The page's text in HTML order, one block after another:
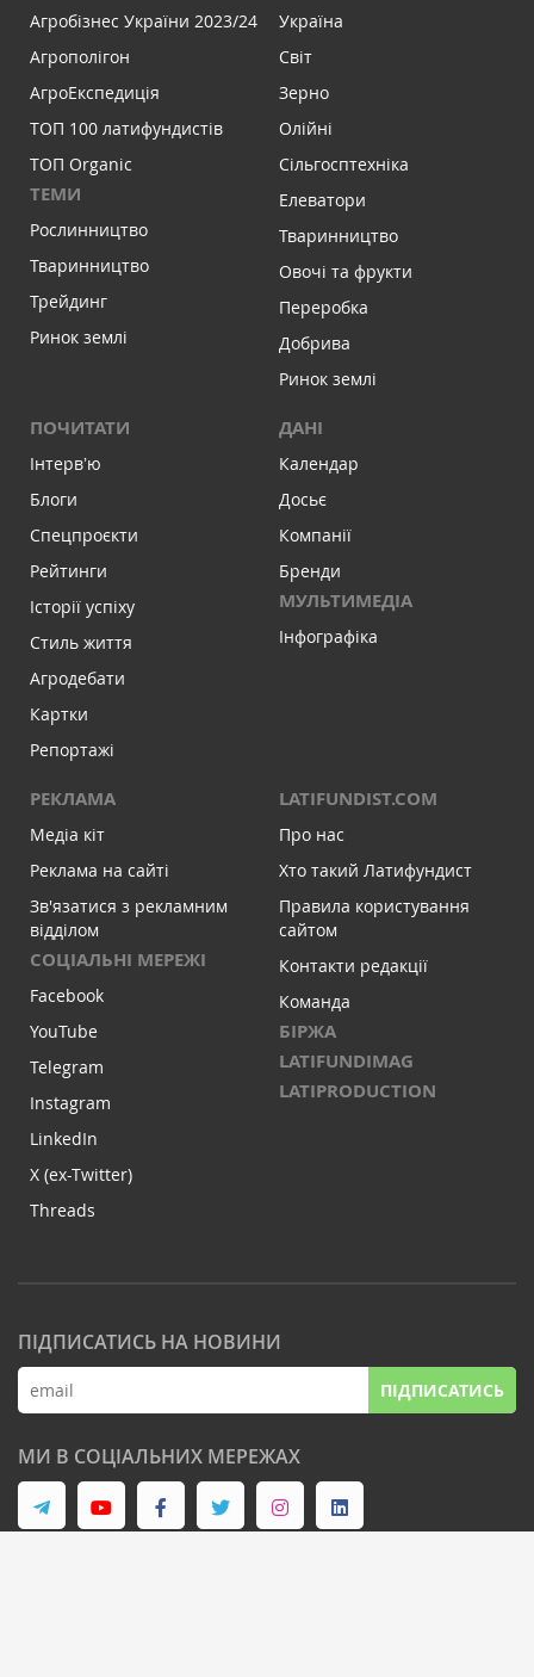
Агробізнес України 2023/24
Агрополігон
АгроЕкспедиція
ТОП 100 латифундистів
ТОП Organic
ТЕМИ
Рослинництво
Тваринництво
Трейдинг
Ринок землі
Україна
Світ
Зерно
Олійні
Сільгосптехніка
Елеватори
Тваринництво
Овочі та фрукти
Переробка
Добрива
Ринок землі
ПОЧИТАТИ
Інтервʼю
Блоги
Спецпроєкти
Рейтинги
Історії успіху
Стиль життя
Агродебати
Картки
Репортажі
ДАНІ
Календар
Досьє
Компанії
Бренди
МУЛЬТИМЕДІА
Інфографіка
РЕКЛАМА
Медіа кіт
Реклама на сайті
Зв'язатися з рекламним
відділом
СОЦІАЛЬНІ МЕРЕЖІ
Facebook
YouTube
Telegram
Instagram
LinkedIn
X (ex-Twitter)
Threads
LATIFUNDIST.COM
Про нас
Хто такий Латифундист
Правила користування
сайтом
Контакти редакції
Команда
БІРЖА
LATIFUNDIMAG
LATIPRODUCTION
ПІДПИСАТИСЬ НА НОВИНИ
ПІДПИСАТИСЬ
МИ В СОЦІАЛЬНИХ МЕРЕЖАХ